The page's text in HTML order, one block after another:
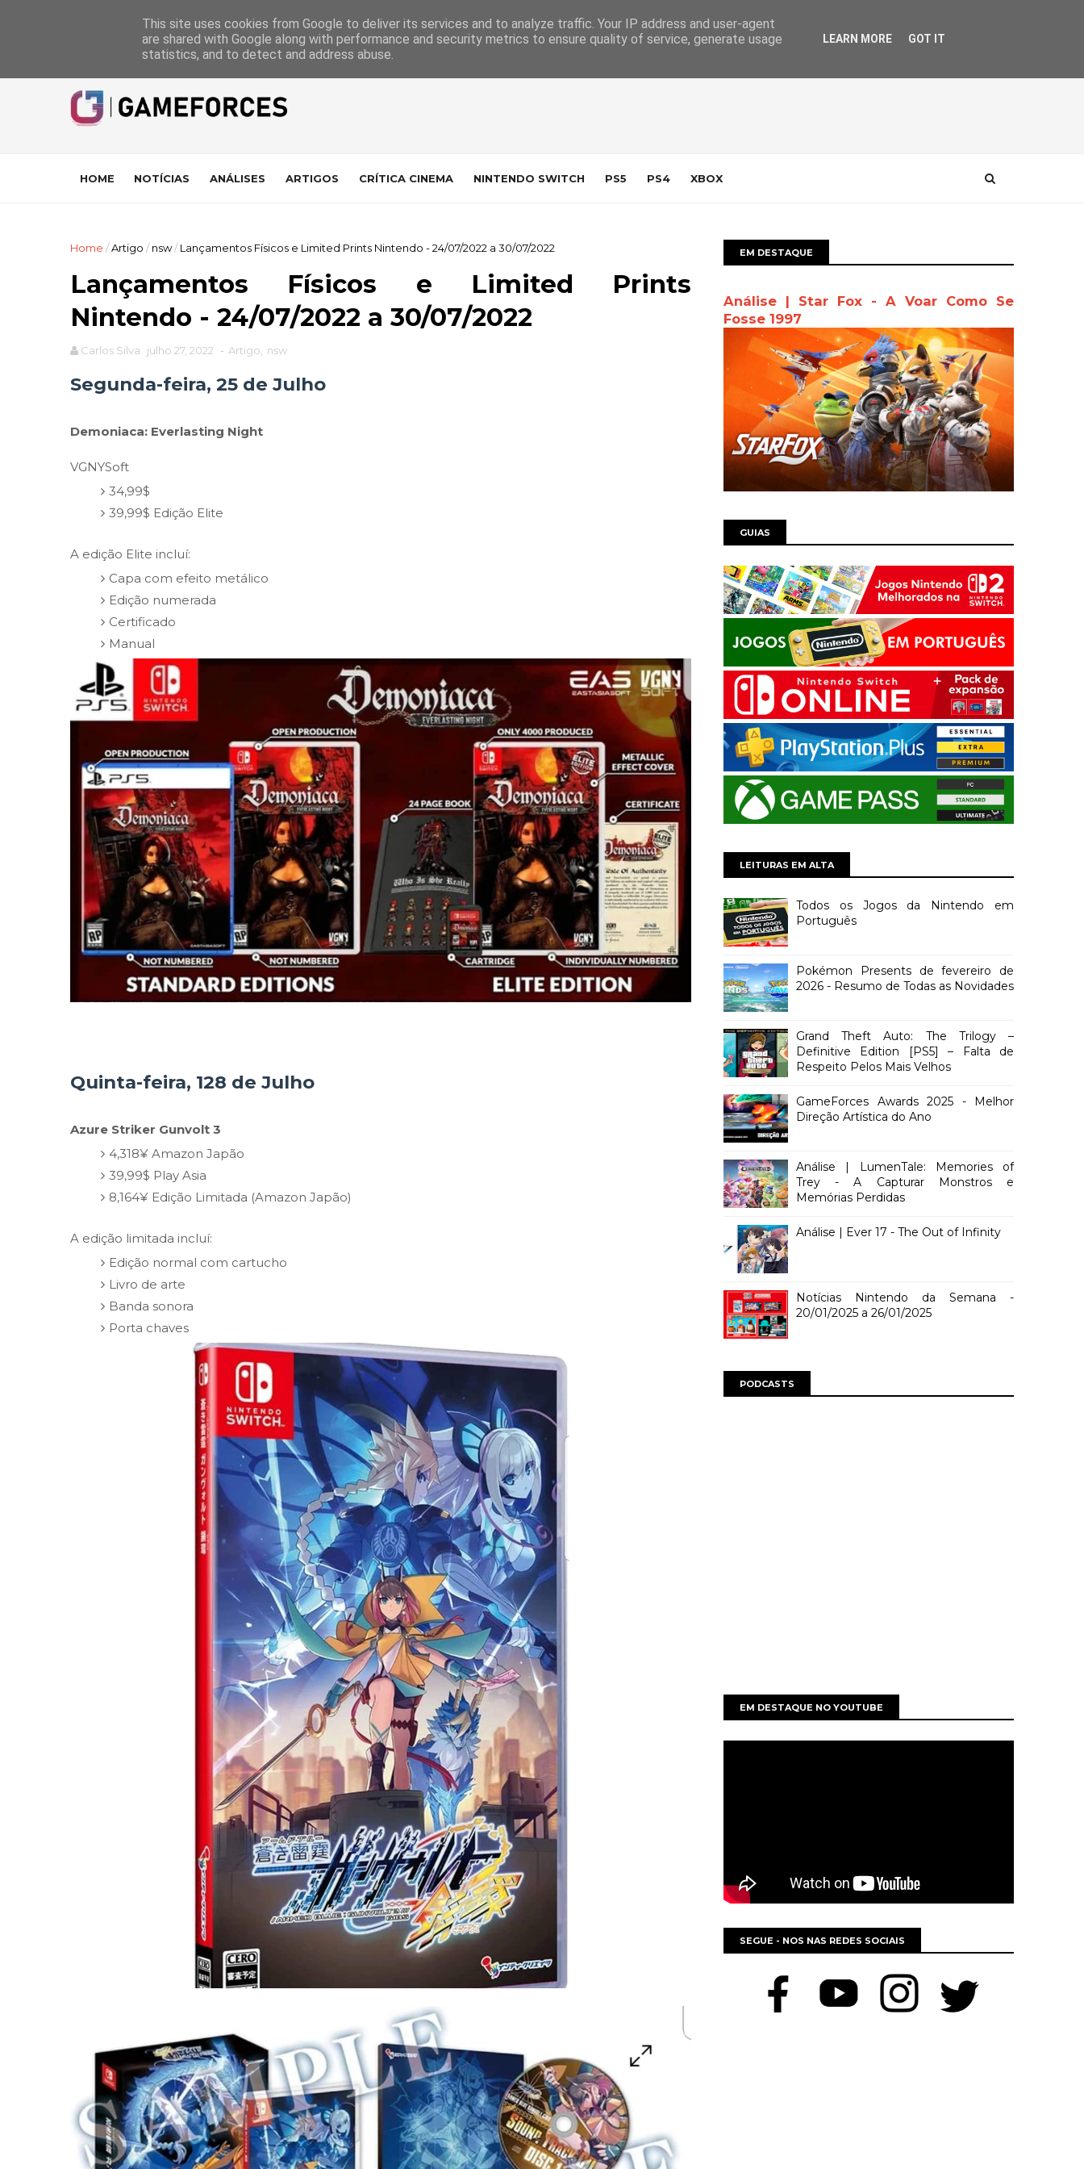
A equipa Pontuações das Análises Suporte da Indústria Contacto
HOME NOTÍCIAS ANÁLISES ARTIGOS CRÍTICA CINEMA NINTENDO SWITCH PS5 PS4 XBOX
Home /Artigo / nsw/ Lançamentos Físicos e Limited Prints Nintendo - 24/07/2022 a 30/07/2022
Lançamentos Físicos e Limited Prints
Nintendo - 24/07/2022 a 30/07/2022
Carlos Silva julho 27, 2022 - Artigo nsw
Segunda-feira, 25 de Julho
Demoniaca: Everlasting Night
VGNYSoft
34,99$
39,99$ Edição Elite
A edição Elite incluí:
Capa com efeito metálico
Edição numerada
Certificado
Manual
Quinta-feira, 128 de Julho
Azure Striker Gunvolt 3
4,318¥ Amazon Japão
39,99$ Play Asia
8,164¥ Edição Limitada (Amazon Japão)
A edição limitada incluí:
Edição normal com cartucho
Livro de arte
Banda sonora
Porta chaves
EM DESTAQUE
Análise | Star Fox - A Voar Como Se
Fosse 1997
GUIAS
LEITURAS EM ALTA
Todos os Jogos da Nintendo em
Português
Pokémon Presents de fevereiro de
2026 - Resumo de Todas as Novidades
Grand Theft Auto: The Trilogy –
Definitive Edition [PS5] – Falta de
Respeito Pelos Mais Velhos
GameForces Awards 2025 - Melhor
Direção Artística do Ano
Análise | LumenTale: Memories of
Trey - A Capturar Monstros e
Memórias Perdidas
Análise | Ever 17 - The Out of Infinity
Notícias Nintendo da Semana -
20/01/2025 a 26/01/2025
PODCASTS
EM DESTAQUE NO YOUTUBE
SEGUE - NOS NAS REDES SOCIAIS
This site uses cookies from Google to deliver its services and to analyze traffic. Your IP address and user-agent
are shared with Google along with performance and security metrics to ensure quality of service, generate usage
statistics, and to detect and address abuse.
LEARN MORE GOT IT